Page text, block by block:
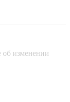
изменении